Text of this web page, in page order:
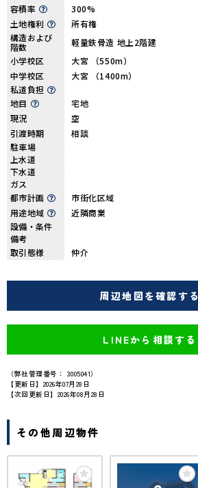
容積率
300%
土地権利
所有権
構造および
階数
軽量鉄骨造 地上2階建
小学校区
大宮 （550m）
中学校区
大宮 （1400m）
私道負担
地目
宅地
現況
空
引渡時期
相談
駐車場
上水道
下水道
ガス
都市計画
市街化区域
用途地域
近隣商業
設備・条件
備考
取引態様
仲介
周辺地図を確認する
LINEから相談する
（弊社管理番号： 3005041）
【更新日】2026年07月28日
【次回更新日】2026年08月28日
その他周辺物件